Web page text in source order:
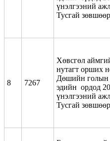
үнэлгээний
Тусгай
8 7267
Хөвсгөл
нутагт орших
Дөшийн голын
эдийн ордод
үнэлгээний
Тусгай